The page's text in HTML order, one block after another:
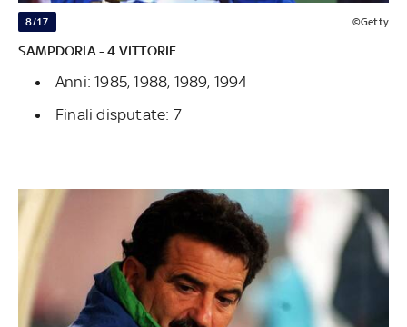
8/17 ©Getty
SAMPDORIA - 4 VITTORIE
Anni: 1985, 1988, 1989, 1994
Finali disputate: 7